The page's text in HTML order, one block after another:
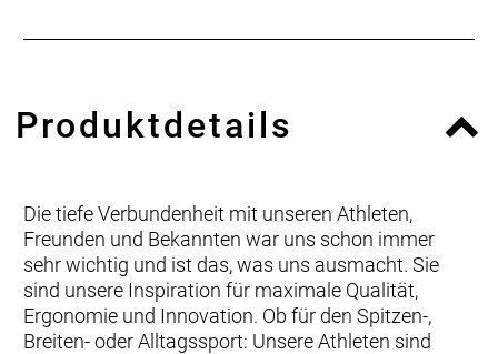
Produktdetails
Die tiefe Verbundenheit mit unseren Athleten,
Freunden und Bekannten war uns schon immer
sehr wichtig und ist das, was uns ausmacht. Sie
sind unsere Inspiration für maximale Qualität,
Ergonomie und Innovation. Ob für den Spitzen-,
Breiten- oder Alltagssport: Unsere Athleten sind